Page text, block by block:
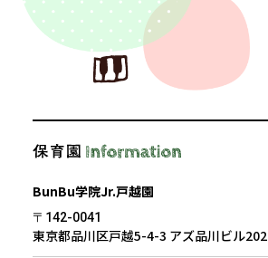
BunBu学院Jr.戸越園
〒142-0041
東京都品川区戸越5-4-3 アズ品川ビル202